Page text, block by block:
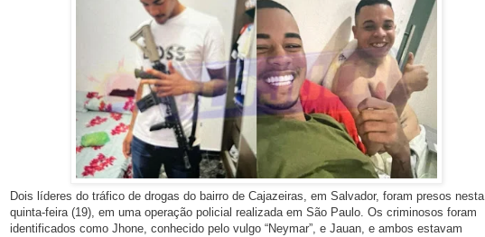
Dois líderes do tráfico de drogas do bairro de Cajazeiras, em Salvador, foram presos nesta
quinta-feira (19), em uma operação policial realizada em São Paulo. Os criminosos foram
identificados como Jhone, conhecido pelo vulgo “Neymar”, e Jauan, e ambos estavam